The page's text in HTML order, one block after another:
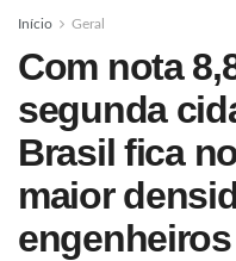
Início Geral
Com nota
segunda
Brasil fica
maior
engenheiros